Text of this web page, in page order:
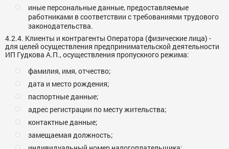
иные персональные данные, предоставляемые
работниками в соответствии с требованиями трудового
законодательства.
4.2.4. Клиенты и контрагенты Оператора (физические лица) -
для целей осуществления предпринимательской деятельности
ИП Гудкова А.П., осуществления пропускного режима:
фамилия, имя, отчество;
дата и место рождения;
паспортные данные;
адрес регистрации по месту жительства;
контактные данные;
замещаемая должность;